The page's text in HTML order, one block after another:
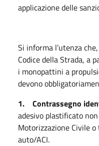
applicazione delle
Si informa l’utenza
Codice della Strada, a
i monopattini a
devono
1. Contrassegno
adesivo plastificato
Motorizzazione Civile
auto/ACI.